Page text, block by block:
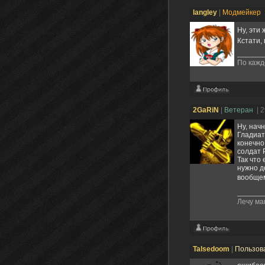
langley Модмейкер
Ну, эти
По
2GaRiN Ветеран
|
Ну,
солдат
Так что
нужно
Лечу
Talsedoom